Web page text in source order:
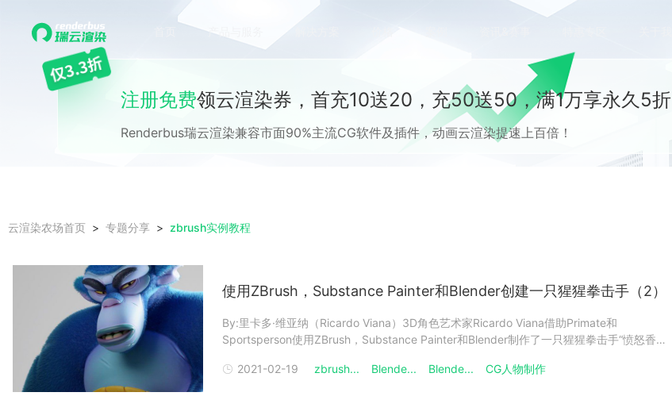
产品与服务
注册免费领云渲染券，首充10送20，充50送50，满1万享永久5折
Renderbus瑞云渲染兼容市面90%主流CG软件及插件，动画云渲染提速上百倍！
云渲染农场首页 专题分享 zbrush实例教程
使用ZBrush，Substance Painter和Blender创建一只猩猩拳击手（2）
By:里卡多·维亚纳（Ricardo Viana）3D角色艺术家Ricardo Viana借助Primate和
Sportsperson使用ZBrush，Substance Painter和Blender制作了一只猩猩拳击手“愤怒香
持B2021-02-19 zbrush... Blende... Blende... CG人物制作